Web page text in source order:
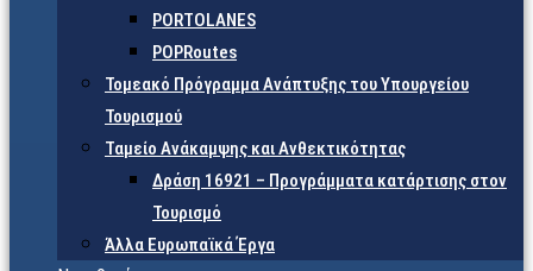
PORTOLANES
POPRoutes
Τομεακό Πρόγραμμα Ανάπτυξης του Υπουργείου
Τουρισμού
Ταμείο Ανάκαμψης και Ανθεκτικότητας
Δράση 16921 – Προγράμματα κατάρτισης στον
Τουρισμό
Άλλα Ευρωπαϊκά Έργα